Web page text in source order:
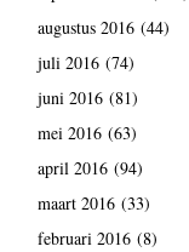
augustus 2016(44)
juli 2016(74)
juni 2016(81)
mei 2016(63)
april 2016(94)
maart 2016(33)
februari 2016(8)